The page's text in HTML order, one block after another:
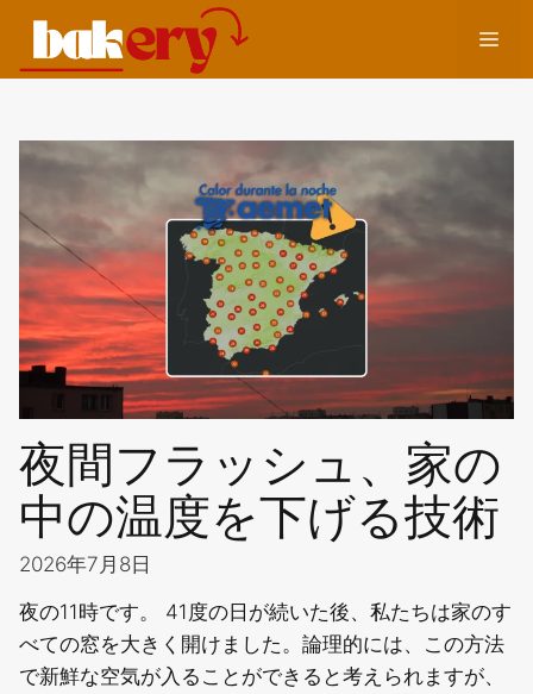
テ
メ
夜間フラッシュ、家の
中の温度を下げる技術
2026年7月8日
夜の11時です。 41度の日が続いた後、私たちは家のす
べての窓を大きく開けました。論理的には、この方法
で新鮮な空気が入ることができると考えられますが、